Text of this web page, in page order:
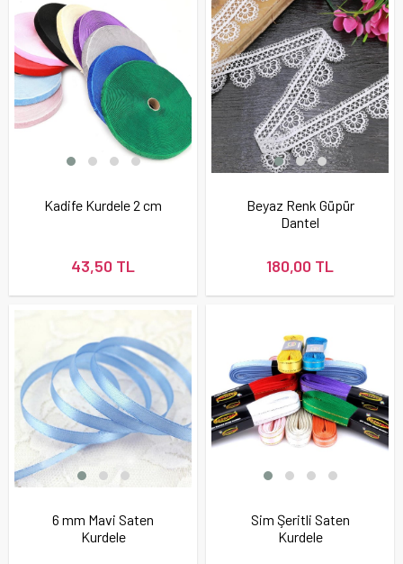
Kadife Kurdele 2 cm
43,50 TL
Beyaz Renk Güpür
Dantel
180,00 TL
6 mm Mavi Saten
Kurdele
Sim Şeritli Saten
Kurdele